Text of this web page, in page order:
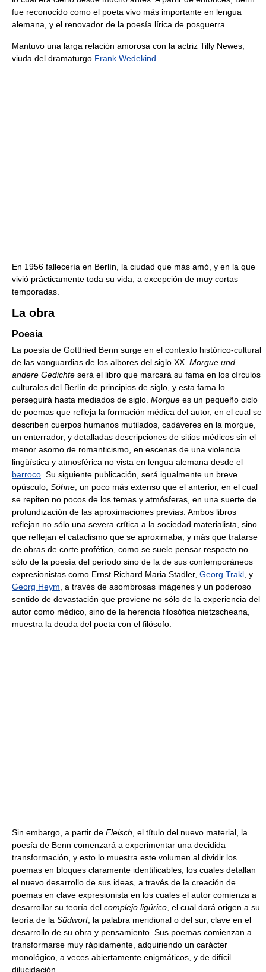
fue reconocido como el poeta vivo más importante en lengua
alemana, y el renovador de la poesía lírica de posguerra.
Mantuvo una larga relación amorosa con la actriz Tilly Newes,
viuda del dramaturgo Frank Wedekind
En 1956 fallecería en Berlín, la ciudad que más amó, y en la que
vivió prácticamente toda su vida, a excepción de muy cortas
temporadas.
La obra
Poesía
La poesía de Gottfried Benn surge en el contexto histórico-cultural
de las vanguardias de los albores del siglo XX. Morgue und
andere Gedichte será el libro que marcará su fama en los círculos
culturales del Berlín de principios de siglo, y esta fama lo
perseguirá hasta mediados de siglo. Morgue es un pequeño ciclo
de poemas que refleja la formación médica del autor, en el cual se
describen cuerpos humanos mutilados, cadáveres en la morgue,
un enterrador, y detalladas descripciones de sitios médicos sin el
menor asomo de romanticismo, en escenas de una violencia
lingüística y atmosférica no vista en lengua alemana desde el
barroco . Su siguiente publicación, será igualmente un breve
opúsculo, Söhne , un poco más extenso que el anterior, en el cual
se repiten no pocos de los temas y atmósferas, en una suerte de
profundización de las aproximaciones previas. Ambos libros
reflejan no sólo una severa crítica a la sociedad materialista, sino
que reflejan el cataclismo que se aproximaba, y más que tratarse
de obras de corte profético, como se suele pensar respecto no
sólo de la poesía del período sino de la de sus contemporáneos
expresionistas como Ernst Richard Maria Stadler, Georg Trakl , y
Georg Heym , a través de asombrosas imágenes y un poderoso
sentido de devastación que proviene no sólo de la experiencia del
autor como médico, sino de la herencia filosófica nietzscheana,
muestra la deuda del poeta con el filósofo.
Sin embargo, a partir de Fleisch , el título del nuevo material, la
poesía de Benn comenzará a experimentar una decidida
transformación, y esto lo muestra este volumen al dividir los
poemas en bloques claramente identificables, los cuales detallan
el nuevo desarrollo de sus ideas, a través de la creación de
poemas en clave expresionista en los cuales el autor comienza a
desarrollar su teoría del complejo ligúrico , el cual dará origen a su
teoría de la Südwort, la palabra meridional o del sur, clave en el
desarrollo de su obra y pensamiento. Sus poemas comienzan a
transformarse muy rápidamente, adquiriendo un carácter
monológico, a veces abiertamente enigmáticos, y de difícil
dilucidación.